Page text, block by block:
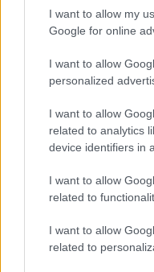
I want to allow my
Google for online
I want to allow
personalized
I want to allow
related to analytics
device identifiers in
I want to allow
related to
I want to allow
related to
Védelem
Limited Edition
SAR
N/A = Nincs adat. Legutóbbi